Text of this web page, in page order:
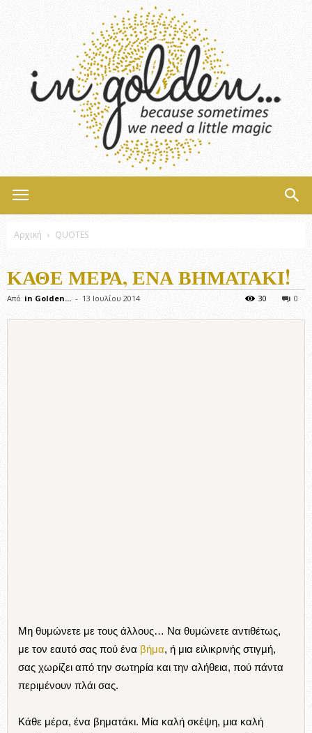
Αρχική QUOTES
ΚΆΘΕ ΜΈΡΑ, ΈΝΑ ΒΗΜΑΤΆΚΙ!
Από in Golden... - 13 Ιουλίου 2014 0
30
Μη θυμώνετε με τους άλλους… Να θυμώνετε αντιθέτως,
με τον εαυτό σας πού ένα βήμα, ή μια ειλικρινής στιγμή,
σας χωρίζει από την σωτηρία και την αλήθεια, πού πάντα
περιμένουν πλάι σας.
Κάθε μέρα, ένα βηματάκι. Μία καλή σκέψη, μια καλή